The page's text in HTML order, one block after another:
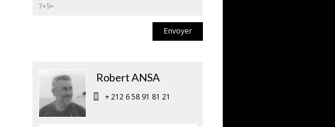
Envoyer
Robert ANSA
+ 212 6 58 91 81 21